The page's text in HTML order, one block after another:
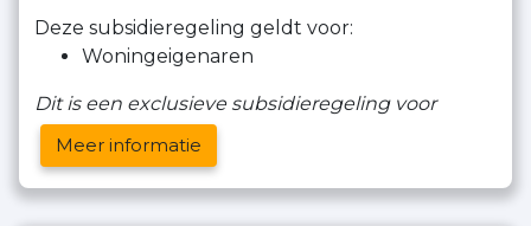
Deze subsidieregeling geldt voor:
Woningeigenaren
Dit is een exclusieve subsidieregeling voor
Meer informatie